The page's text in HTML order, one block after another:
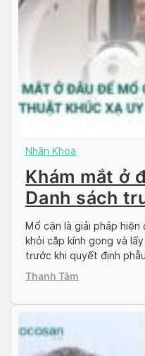
Nhãn Khoa
Khám mắt ở
Danh sách
thuật khúc
Mổ cận là giải pháp
khỏi cặp kính gọng và
trước khi quyết định
khoăn không biết khám
Thanh Tâm